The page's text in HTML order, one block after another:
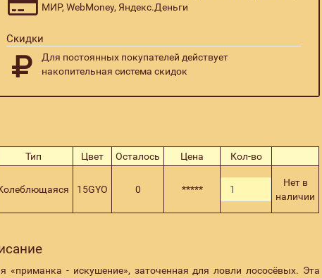
МИР, WebMoney, Яндекс.Деньги
Скидки
Для постоянных покупателей действует
накопительная система скидок
Тип Цвет Осталось Цена Кол-во
15GYO 0 *****
Нет в
наличии
«приманка - искушение», заточенная для ловли лососёвых. Эта